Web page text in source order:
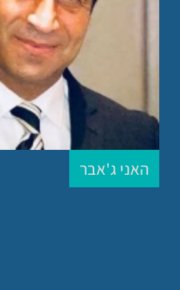
האני ג'אבר